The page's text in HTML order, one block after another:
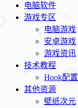
电脑软件
游戏专区
电脑游戏
安卓游戏
游戏资讯
技术教程
Hook配置
其他资源
壁纸次元